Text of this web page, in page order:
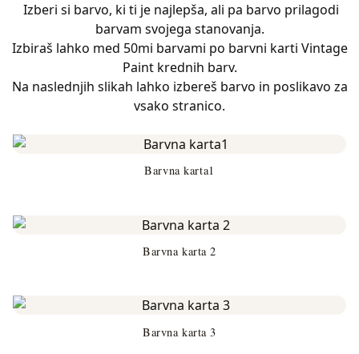
Izberi si barvo, ki ti je najlepša, ali pa barvo prilagodi
barvam svojega stanovanja.
Izbiraš lahko med 50mi barvami po barvni karti Vintage
Paint krednih barv.
Na naslednjih slikah lahko izbereš barvo in poslikavo za
vsako stranico.
Barvna karta1
Barvna karta 2
Barvna karta 3